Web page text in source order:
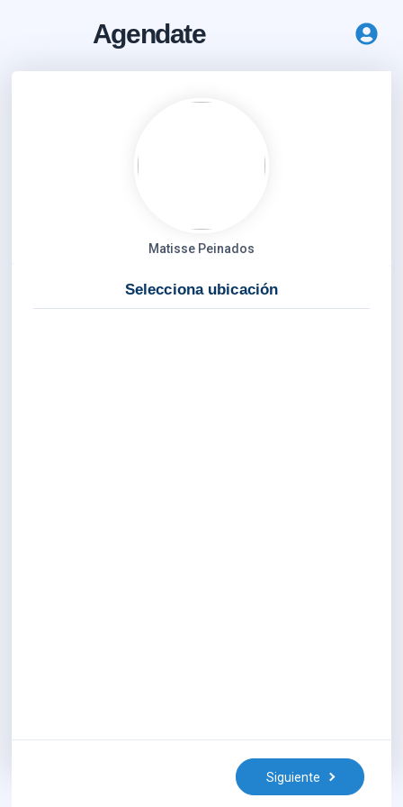
Agendate
Matisse Peinados
Selecciona ubicación
Siguiente